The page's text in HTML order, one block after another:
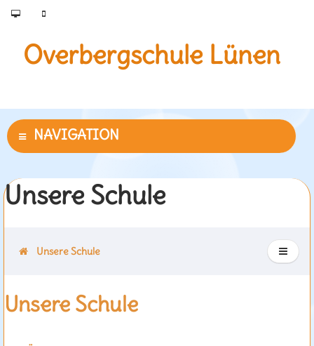
Overbergschule Lünen
Unsere Schule
Unsere Schule
Unsere Schule